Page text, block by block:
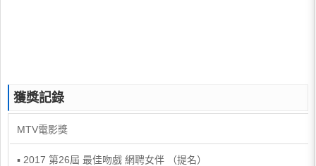
獲獎記錄
MTV電影獎
▪ 2017 第26屆 最佳吻戲 網聘女伴 （提名）